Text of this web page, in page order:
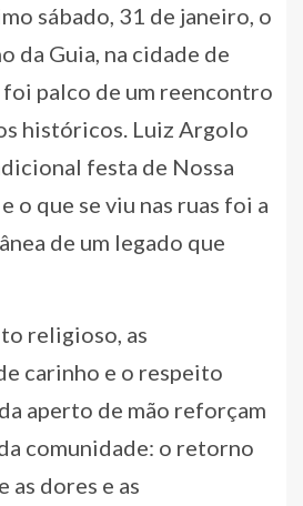
sábado, 31 de janeiro, o
da Guia, na cidade de
foi palco de um reencontro
históricos. Luiz Argolo
festa de Nossa
o que se viu nas ruas foi a
de um legado que
religioso, as
carinho e o respeito
aperto de mão reforçam
comunidade: o retorno
as dores e as